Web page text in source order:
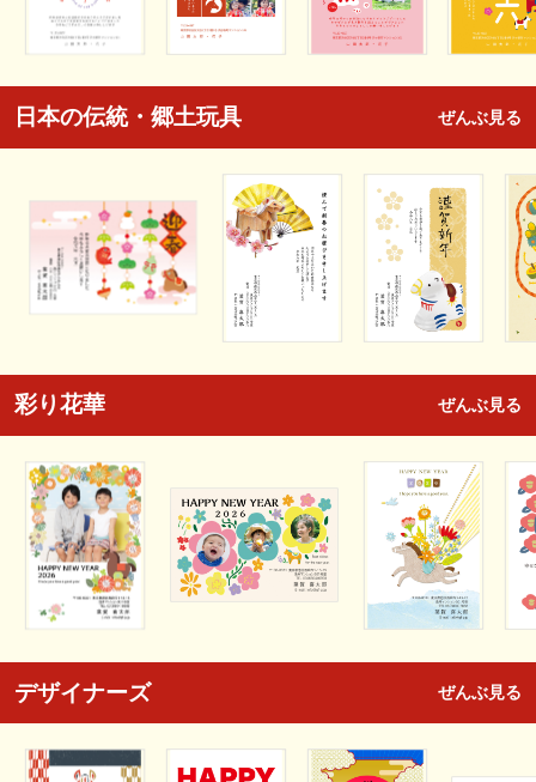
日本の伝統・郷土玩具 ぜんぶ見る
彩り花華 ぜんぶ見る
デザイナーズ ぜんぶ見る